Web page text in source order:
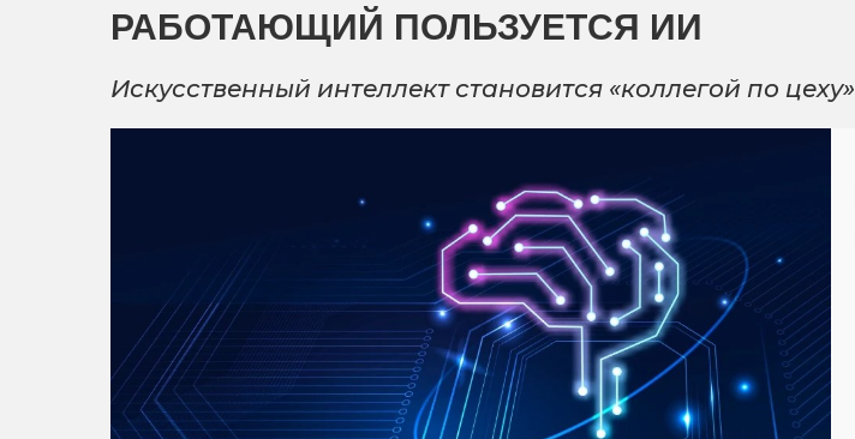
РАБОТАЮЩИЙ ПОЛЬЗУЕТСЯ ИИ
Искусственный интеллект становится «коллегой по цеху»